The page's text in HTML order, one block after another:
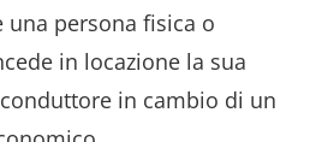
una persona fisica o
in locazione la sua
in cambio di un